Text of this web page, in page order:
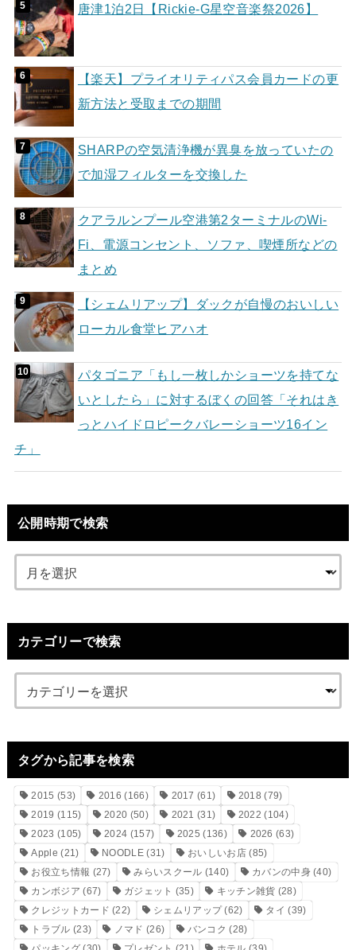
唐津1泊2日【Rickie-G星空音楽祭2026】
【楽天】プライオリティパス会員カードの更
新方法と受取までの期間
SHARPの空気清浄機が異臭を放っていたの
で加湿フィルターを交換した
クアラルンプール空港第2ターミナルのWi-
Fi、電源コンセント、ソファ、喫煙所などの
まとめ
【シェムリアップ】ダックが自慢のおいしい
ローカル食堂ヒアハオ
パタゴニア「もし一枚しかショーツを持てな
いとしたら」に対するぼくの回答「それはき
っとハイドロピークバレーショーツ16イン
チ」
公開時期で検索
カテゴリーで検索
タグから記事を検索
2015 (53) 2016 (166) 2017 (61) 2018 (79)
2019 (115) 2020 (50) 2021 (31) 2022 (104)
2023 (105) 2024 (157) 2025 (136) 2026 (63)
Apple (21) NOODLE(31) おいしいお店(85)
お役立ち情報 (27) みらいスクール (140) カバンの中身(40)
カンボジア (67) ガジェット (35) キッチン雑貨 (28)
クレジットカード (22) シェムリアップ(62) タイ (39)
トラブル (23) ノマド (26) バンコク (28)